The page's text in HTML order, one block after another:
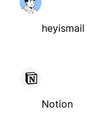
heyismail
Notion